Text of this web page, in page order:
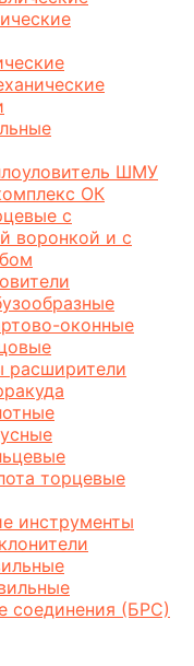
ШМУ
ОК
с
воронкой и с
оконные
расширители
торцевые
инструменты
соединения (БРС)